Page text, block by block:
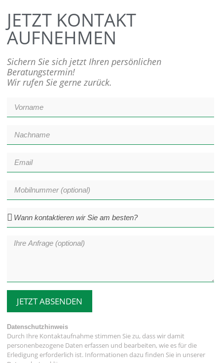
JETZT KONTAKT
AUFNEHMEN
Sichern Sie sich jetzt Ihren persönlichen
Beratungstermin!
Wir rufen Sie gerne zurück.
JETZT ABSENDEN
Datenschutzhinweis
Durch Ihre Kontaktaufnahme stimmen Sie zu, dass wir damit
personenbezogene Daten erfassen und bearbeiten, wie es für die
Erledigung erforderlich ist. Informationen dazu finden Sie in unserer